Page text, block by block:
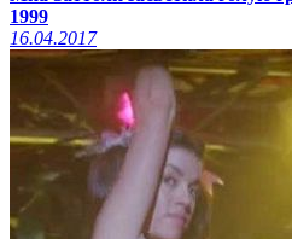
1999
16.04.2017